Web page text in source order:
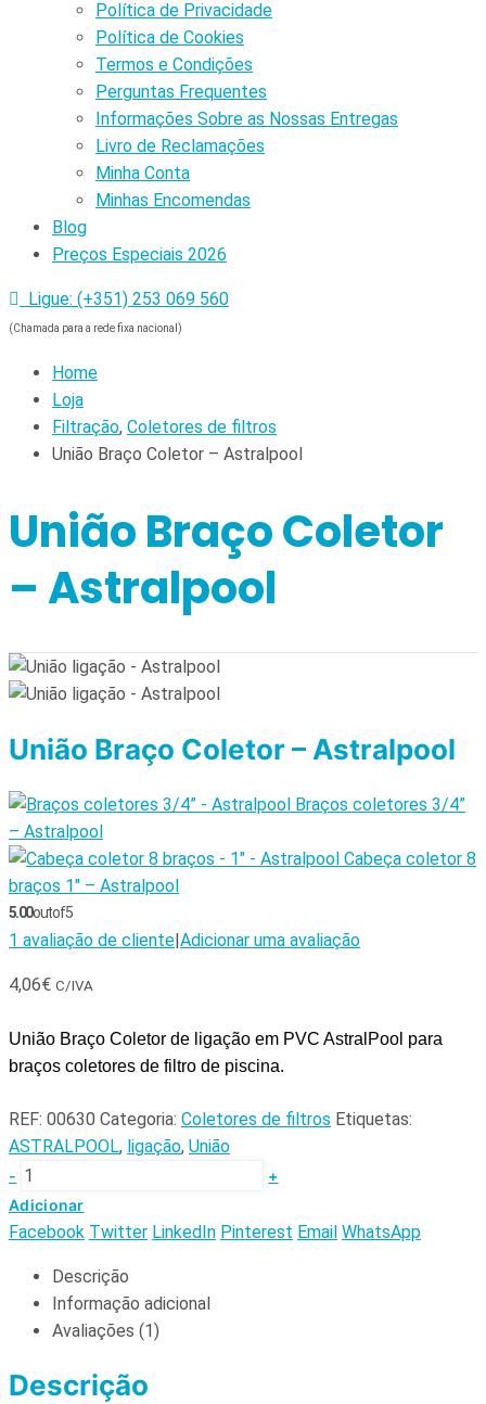
Política de Privacidade
Política de Cookies
Termos e Condições
Perguntas Frequentes
Informações Sobre as Nossas Entregas
Livro de Reclamações
Minha Conta
Minhas Encomendas
Blog
Preços Especiais 2026
Ligue: (+351) 253 069 560
(Chamada para a rede fixa nacional)
Home
Loja
Filtração, Coletores de filtros
União Braço Coletor – Astralpool
União Braço Coletor
– Astralpool
União Braço Coletor – Astralpool
Braços coletores 3/4”
– Astralpool
Cabeça coletor 8
braços 1″ – Astralpool
5.00out of 5
1 avaliação de cliente|Adicionar uma avaliação
4,06€ C/IVA
União Braço Coletor de ligação em PVC AstralPool para
braços coletores de filtro de piscina.
REF: 00630 Categoria: Coletores de filtros Etiquetas:
ASTRALPOOL, ligação, União
-
+
Adicionar
Facebook Twitter LinkedIn Pinterest Email WhatsApp
Descrição
Informação adicional
Avaliações (1)
Descrição